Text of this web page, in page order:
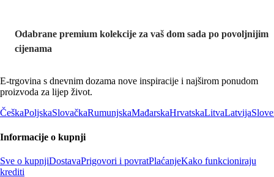
Odabrane premium kolekcije za vaš dom sada po povoljnijim
cijenama
E-trgovina s dnevnim dozama nove inspiracije i najširom ponudom
proizvoda za lijep život.
ČeškaPoljskaSlovačkaRumunjskaMađarskaHrvatskaLitvaLatvija
Informacije o kupnji
Sve o kupnjiDostavaPrigovori i povratPlaćanjeKako funkcioniraju
krediti